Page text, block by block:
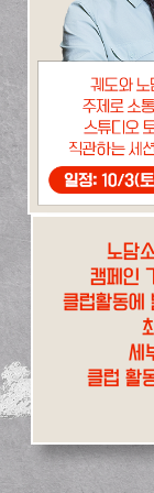
노담
캠페인
클럽활동에
세
클럽 활